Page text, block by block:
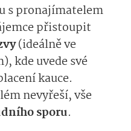
s pronajímatelem
přistoupit
(ideálně ve
kde uvede své
kauce.
nevyřeší, vše
sporu.